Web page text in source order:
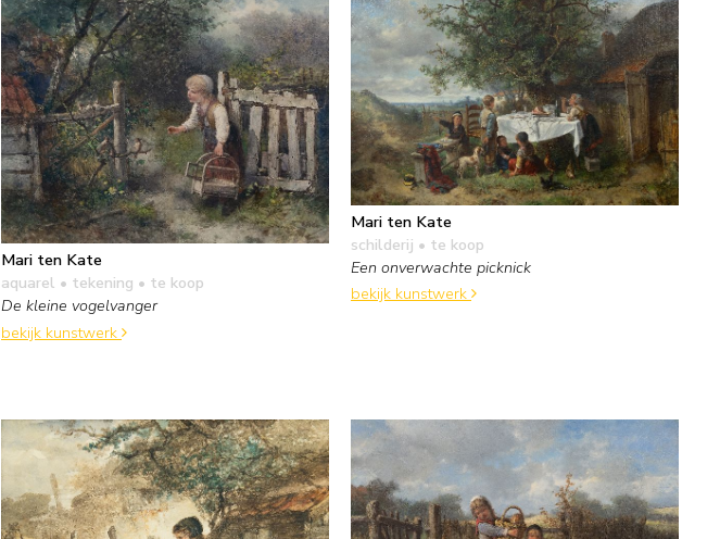
Mari ten Kate
aquarel • tekening • te koop
De kleine vogelvanger
bekijk kunstwerk
Mari ten Kate
schilderij • te koop
Een onverwachte picknick
bekijk kunstwerk